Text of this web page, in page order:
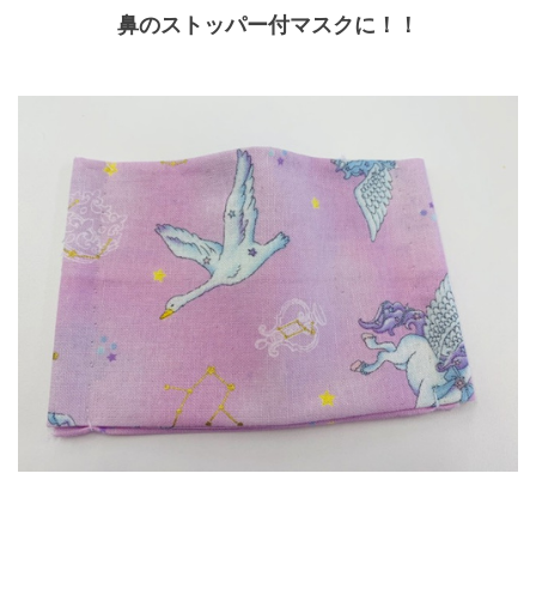
鼻のストッパー付マスクに！！